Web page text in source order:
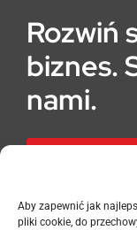
Aby zapewnić jak
pliki cookie, do
Rozwiń
biznes.
nami.